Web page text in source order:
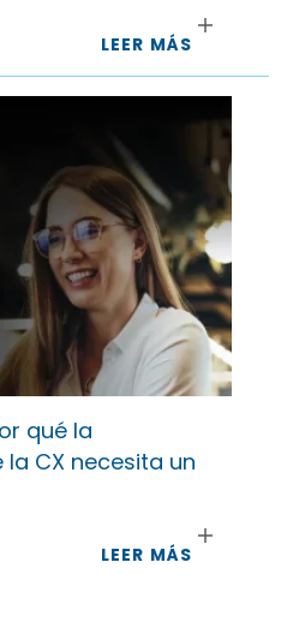
LEER MÁS
qué la
CX necesita un
LEER MÁS